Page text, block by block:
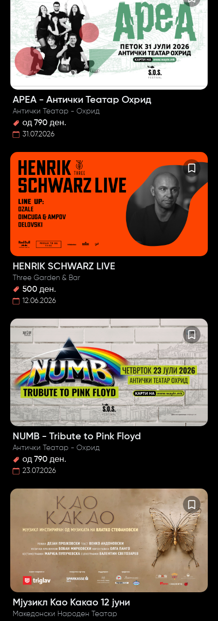
АРЕА - Антички Театар Охрид
Антички Театар - Охрид
од 790 ден.
31.07.2026
HENRIK SCHWARZ LIVE
Three Garden & Bar
500 ден.
12.06.2026
NUMB - Tribute to Pink Floyd
Антички Театар - Охрид
од 790 ден.
23.07.2026
Мјузикл Као Какао 12 јуни
Македонски Народен Театар